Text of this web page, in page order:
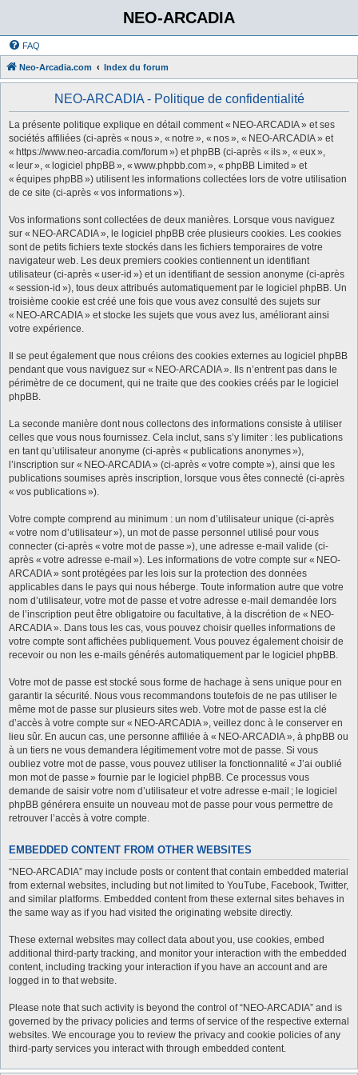
NEO-ARCADIA
FAQ
Neo-Arcadia.com Index du forum
NEO-ARCADIA - Politique de confidentialité
La présente politique explique en détail comment « NEO-ARCADIA » et ses
sociétés affiliées (ci-après « nous », « notre », « nos », « NEO-ARCADIA » et
« https://www.neo-arcadia.com/forum ») et phpBB (ci-après « ils », « eux »,
« leur », « logiciel phpBB », « www.phpbb.com », « phpBB Limited » et
« équipes phpBB ») utilisent les informations collectées lors de votre utilisation
de ce site (ci-après « vos informations »).
Vos informations sont collectées de deux manières. Lorsque vous naviguez
sur « NEO-ARCADIA », le logiciel phpBB crée plusieurs cookies. Les cookies
sont de petits fichiers texte stockés dans les fichiers temporaires de votre
navigateur web. Les deux premiers cookies contiennent un identifiant
utilisateur (ci-après « user-id ») et un identifiant de session anonyme (ci-après
« session-id »), tous deux attribués automatiquement par le logiciel phpBB. Un
troisième cookie est créé une fois que vous avez consulté des sujets sur
« NEO-ARCADIA » et stocke les sujets que vous avez lus, améliorant ainsi
votre expérience.
Il se peut également que nous créions des cookies externes au logiciel phpBB
pendant que vous naviguez sur « NEO-ARCADIA ». Ils n’entrent pas dans le
périmètre de ce document, qui ne traite que des cookies créés par le logiciel
phpBB.
La seconde manière dont nous collectons des informations consiste à utiliser
celles que vous nous fournissez. Cela inclut, sans s’y limiter : les publications
en tant qu’utilisateur anonyme (ci-après « publications anonymes »),
l’inscription sur « NEO-ARCADIA » (ci-après « votre compte »), ainsi que les
publications soumises après inscription, lorsque vous êtes connecté (ci-après
« vos publications »).
Votre compte comprend au minimum : un nom d’utilisateur unique (ci-après
« votre nom d’utilisateur »), un mot de passe personnel utilisé pour vous
connecter (ci-après « votre mot de passe »), une adresse e-mail valide (ci-
après « votre adresse e-mail »). Les informations de votre compte sur « NEO-
ARCADIA » sont protégées par les lois sur la protection des données
applicables dans le pays qui nous héberge. Toute information autre que votre
nom d’utilisateur, votre mot de passe et votre adresse e-mail demandée lors
de l’inscription peut être obligatoire ou facultative, à la discrétion de « NEO-
ARCADIA ». Dans tous les cas, vous pouvez choisir quelles informations de
votre compte sont affichées publiquement. Vous pouvez également choisir de
recevoir ou non les e-mails générés automatiquement par le logiciel phpBB.
Votre mot de passe est stocké sous forme de hachage à sens unique pour en
garantir la sécurité. Nous vous recommandons toutefois de ne pas utiliser le
même mot de passe sur plusieurs sites web. Votre mot de passe est la clé
d’accès à votre compte sur « NEO-ARCADIA », veillez donc à le conserver en
lieu sûr. En aucun cas, une personne affiliée à « NEO-ARCADIA », à phpBB ou
à un tiers ne vous demandera légitimement votre mot de passe. Si vous
oubliez votre mot de passe, vous pouvez utiliser la fonctionnalité « J’ai oublié
mon mot de passe » fournie par le logiciel phpBB. Ce processus vous
demande de saisir votre nom d’utilisateur et votre adresse e-mail ; le logiciel
phpBB générera ensuite un nouveau mot de passe pour vous permettre de
retrouver l’accès à votre compte.
EMBEDDED CONTENT FROM OTHER WEBSITES
“NEO-ARCADIA” may include posts or content that contain embedded material
from external websites, including but not limited to YouTube, Facebook, Twitter,
and similar platforms. Embedded content from these external sites behaves in
the same way as if you had visited the originating website directly.
These external websites may collect data about you, use cookies, embed
additional third-party tracking, and monitor your interaction with the embedded
content, including tracking your interaction if you have an account and are
logged in to that website.
Please note that such activity is beyond the control of “NEO-ARCADIA” and is
governed by the privacy policies and terms of service of the respective external
websites. We encourage you to review the privacy and cookie policies of any
third-party services you interact with through embedded content.